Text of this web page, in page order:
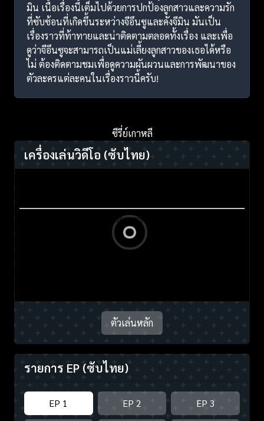
มิน เนื้อเรื่องนี้เต็มไปด้วยการปกป้องลูกสาวและความรัก
ที่ซับซ้อนที่เกิดขึ้นระหว่างจีอึนซูและคังจีมิน มันเป็น
เรื่องราวที่ท้าทายและน่าติดตามตลอดทั้งเรื่อง และเพื่อ
ดูว่าจีอึนซูจะสามารถเป็นแม่เลี้ยงลูกสาวของเธอได้หรือ
ไม่ ต้องติดตามชมเพื่อดูความผันผวนและการพัฒนาของ
ตัวละครแต่ละคนในเรื่องราวนี้ครับ!
ซีรี่ย์เกาหลี
เครื่องเล่นวิดีโอ (ซับไทย)
ตัวเล่นหลัก
รายการ EP (ซับไทย)
EP 1 EP 2 EP 3